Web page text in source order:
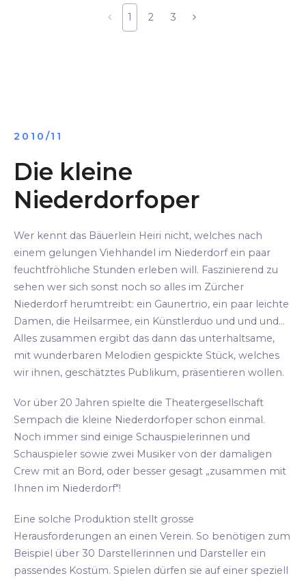
1 2 3
2010/11
Die kleine
Niederdorfoper
Wer kennt das Bäuerlein Heiri nicht, welches nach
einem gelungen Viehhandel im Niederdorf ein paar
feuchtfröhliche Stunden erleben will. Faszinierend zu
sehen wer sich sonst noch so alles im Zürcher
Niederdorf herumtreibt: ein Gaunertrio, ein paar leichte
Damen, die Heilsarmee, ein Künstlerduo und und und...
Alles zusammen ergibt das dann das unterhaltsame,
mit wunderbaren Melodien gespickte Stück, welches
wir ihnen, geschätztes Publikum, präsentieren wollen.
Vor über 20 Jahren spielte die Theatergesellschaft
Sempach die kleine Niederdorfoper schon einmal.
Noch immer sind einige Schauspielerinnen und
Schauspieler sowie zwei Musiker von der damaligen
Crew mit an Bord, oder besser gesagt „zusammen mit
Ihnen im Niederdorf"!
Eine solche Produktion stellt grosse
Herausforderungen an einen Verein. So benötigen zum
Beispiel über 30 Darstellerinnen und Darsteller ein
passendes Kostüm. Spielen dürfen sie auf einer speziell